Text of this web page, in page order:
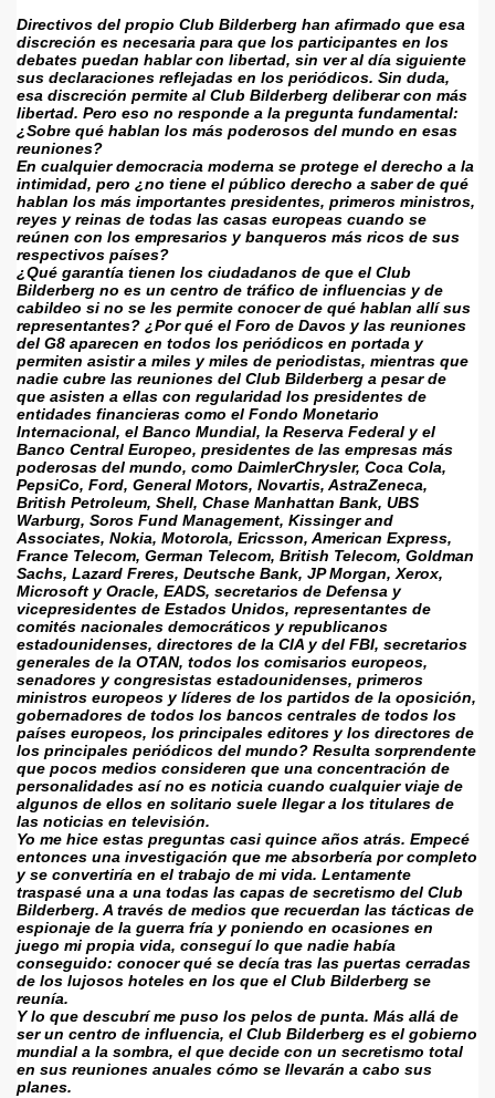
Directivos del propio Club Bilderberg han afirmado que esa
discreción es necesaria para que los participantes en los
debates puedan hablar con libertad, sin ver al día siguiente
sus declaraciones reflejadas en los periódicos. Sin duda,
esa discreción permite al Club Bilderberg deliberar con más
libertad. Pero eso no responde a la pregunta fundamental:
¿Sobre qué hablan los más poderosos del mundo en esas
reuniones?
En cualquier democracia moderna se protege el derecho a la
intimidad, pero ¿no tiene el público derecho a saber de qué
hablan los más importantes presidentes, primeros ministros,
reyes y reinas de todas las casas europeas cuando se
reúnen con los empresarios y banqueros más ricos de sus
respectivos países?
¿Qué garantía tienen los ciudadanos de que el Club
Bilderberg no es un centro de tráfico de influencias y de
cabildeo si no se les permite conocer de qué hablan allí sus
representantes? ¿Por qué el Foro de Davos y las reuniones
del G8 aparecen en todos los periódicos en portada y
permiten asistir a miles y miles de periodistas, mientras que
nadie cubre las reuniones del Club Bilderberg a pesar de
que asisten a ellas con regularidad los presidentes de
entidades financieras como el Fondo Monetario
Internacional, el Banco Mundial, la Reserva Federal y el
Banco Central Europeo, presidentes de las empresas más
poderosas del mundo, como DaimlerChrysler, Coca Cola,
PepsiCo, Ford, General Motors, Novartis, AstraZeneca,
British Petroleum, Shell, Chase Manhattan Bank, UBS
Warburg, Soros Fund Management, Kissinger and
Associates, Nokia, Motorola, Ericsson, American Express,
France Telecom, German Telecom, British Telecom, Goldman
Sachs, Lazard Freres, Deutsche Bank, JP Morgan, Xerox,
Microsoft y Oracle, EADS, secretarios de Defensa y
vicepresidentes de Estados Unidos, representantes de
comités nacionales democráticos y republicanos
estadounidenses, directores de la CIA y del FBI, secretarios
generales de la OTAN, todos los comisarios europeos,
senadores y congresistas estadounidenses, primeros
ministros europeos y líderes de los partidos de la oposición,
gobernadores de todos los bancos centrales de todos los
países europeos, los principales editores y los directores de
los principales periódicos del mundo? Resulta sorprendente
que pocos medios consideren que una concentración de
personalidades así no es noticia cuando cualquier viaje de
algunos de ellos en solitario suele llegar a los titulares de
las noticias en televisión.
Yo me hice estas preguntas casi quince años atrás. Empecé
entonces una investigación que me absorbería por completo
y se convertiría en el trabajo de mi vida. Lentamente
traspasé una a una todas las capas de secretismo del Club
Bilderberg. A través de medios que recuerdan las tácticas de
espionaje de la guerra fría y poniendo en ocasiones en
juego mi propia vida, conseguí lo que nadie había
conseguido: conocer qué se decía tras las puertas cerradas
de los lujosos hoteles en los que el Club Bilderberg se
reunía.
Y lo que descubrí me puso los pelos de punta. Más allá de
ser un centro de influencia, el Club Bilderberg es el gobierno
mundial a la sombra, el que decide con un secretismo total
en sus reuniones anuales cómo se llevarán a cabo sus
planes.